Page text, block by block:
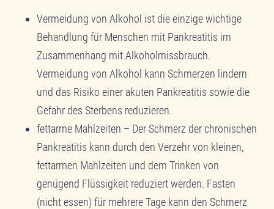
Vermeidung von Alkohol ist die einzige wichtige
Behandlung für Menschen mit Pankreatitis im
Zusammenhang mit Alkoholmissbrauch.
Vermeidung von Alkohol kann Schmerzen lindern
und das Risiko einer akuten Pankreatitis sowie die
Gefahr des Sterbens reduzieren.
fettarme Mahlzeiten – Der Schmerz der chronischen
Pankreatitis kann durch den Verzehr von kleinen,
fettarmen Mahlzeiten und dem Trinken von
genügend Flüssigkeit reduziert werden. Fasten
(nicht essen) für mehrere Tage kann den Schmerz